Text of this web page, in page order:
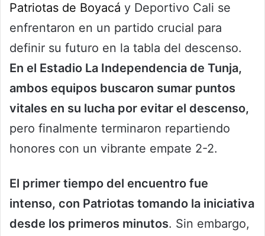
Patriotas de Boyacá y Deportivo Cali se
enfrentaron en un partido crucial para
definir su futuro en la tabla del descenso.
En el Estadio La Independencia de Tunja,
ambos equipos buscaron sumar puntos
vitales en su lucha por evitar el descenso,
pero finalmente terminaron repartiendo
honores con un vibrante empate 2-2.
El primer tiempo del encuentro fue
intenso, con Patriotas tomando la iniciativa
desde los primeros minutos. Sin embargo,